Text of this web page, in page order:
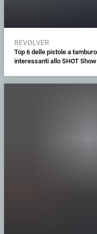
REVOLVER
Top 6 delle pistole a
interessanti allo SHOT